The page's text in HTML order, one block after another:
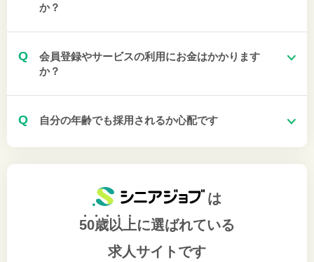
か？
Q
会員登録やサービスの利用にお金はかかります
か？
Q 自分の年齢でも採用されるか心配です
は
50歳以上に選ばれている
求人サイトです